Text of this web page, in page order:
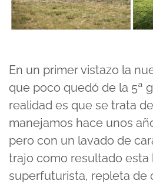
En un primer vistazo la
que poco quedó de la 5ª
realidad es que se trata
manejamos hace unos
pero con un lavado de
trajo como resultado esta
superfuturista, repleta de